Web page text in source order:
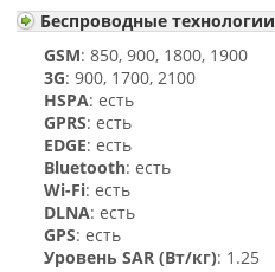
Беспроводные технологии
GSM: 850, 900, 1800, 1900
3G: 900, 1700, 2100
HSPA: есть
GPRS: есть
EDGE: есть
Bluetooth: есть
Wi-Fi: есть
DLNA: есть
GPS: есть
Уровень SAR (Вт/кг): 1.25